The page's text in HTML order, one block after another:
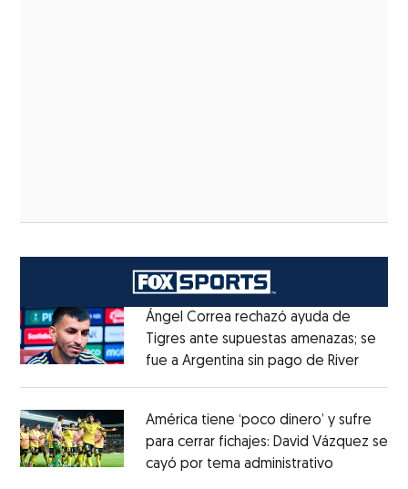
Ángel Correa rechazó ayuda de
Tigres ante supuestas amenazas; se
fue a Argentina sin pago de RiverOpens
América tiene ‘poco dinero’ y sufre
para cerrar fichajes: David Vázquez se
cayó por tema administrativo